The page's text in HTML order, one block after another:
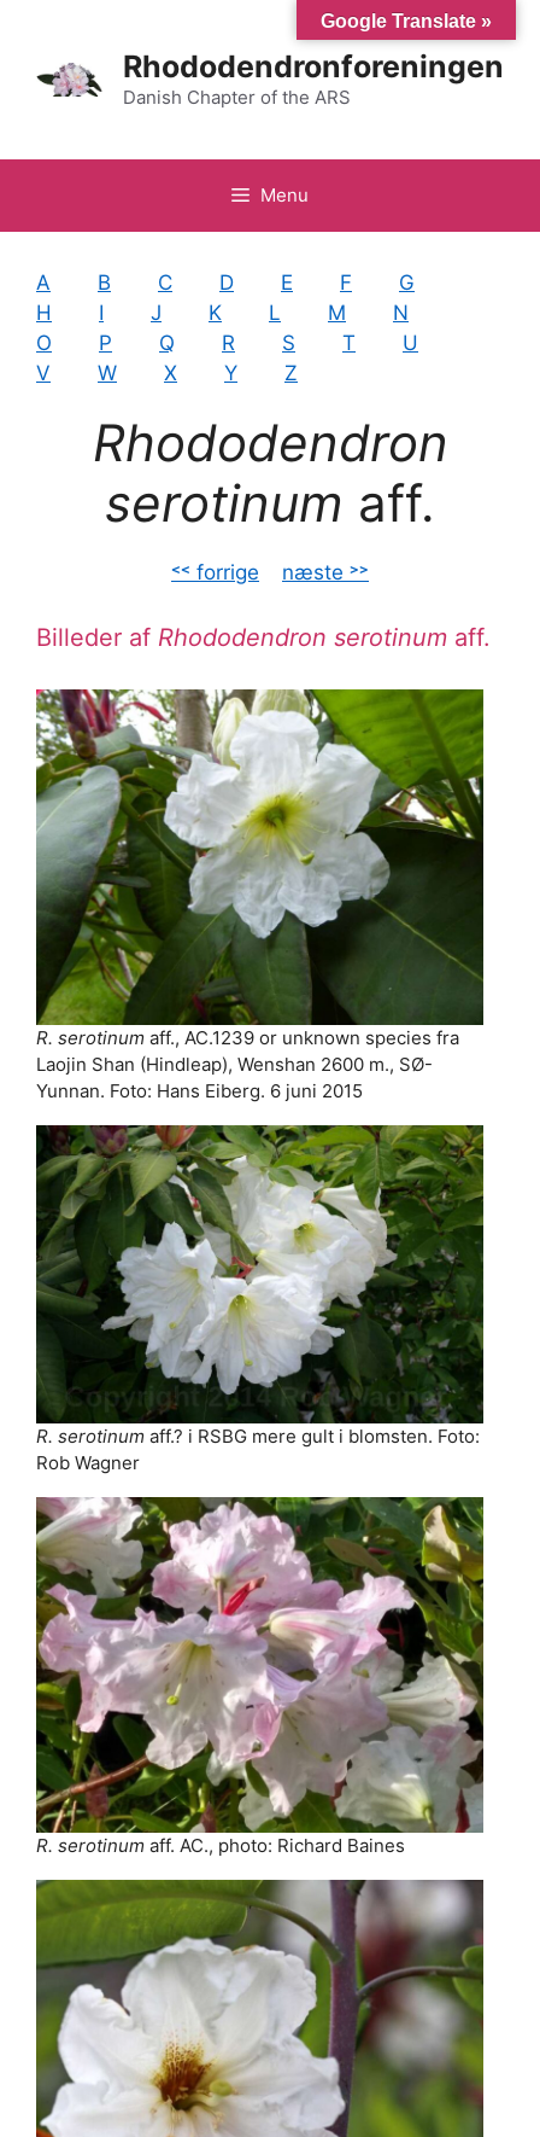
indhold
Rhododendronforeningen
Danish Chapter of the ARS
Menu
A B C D E F
G
H
I J K L M
N
O
P Q R S T
U
V
W X Y Z
Rhododendron
serotinum aff.
˂˂ forrige næste ˃˃
Billeder af Rhododendron serotinum aff.
R. serotinum aff., AC.1239 or unknown species fra
Laojin Shan (Hindleap), Wenshan 2600 m., SØ-
Yunnan. Foto: Hans Eiberg. 6 juni 2015
R. serotinum aff.? i RSBG mere gult i blomsten. Foto:
Rob Wagner
R. serotinum aff. AC., photo: Richard Baines
Google Translate »